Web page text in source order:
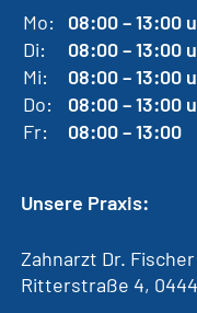
Mo:
08:00 – 13:00
Di:
08:00 – 13:00
Mi:
08:00 – 13:00
Do:
08:00 – 13:00
Fr:
08:00 – 13:00
Unsere Praxis:
Zahnarzt Dr. Fischer
Ritterstraße 4,